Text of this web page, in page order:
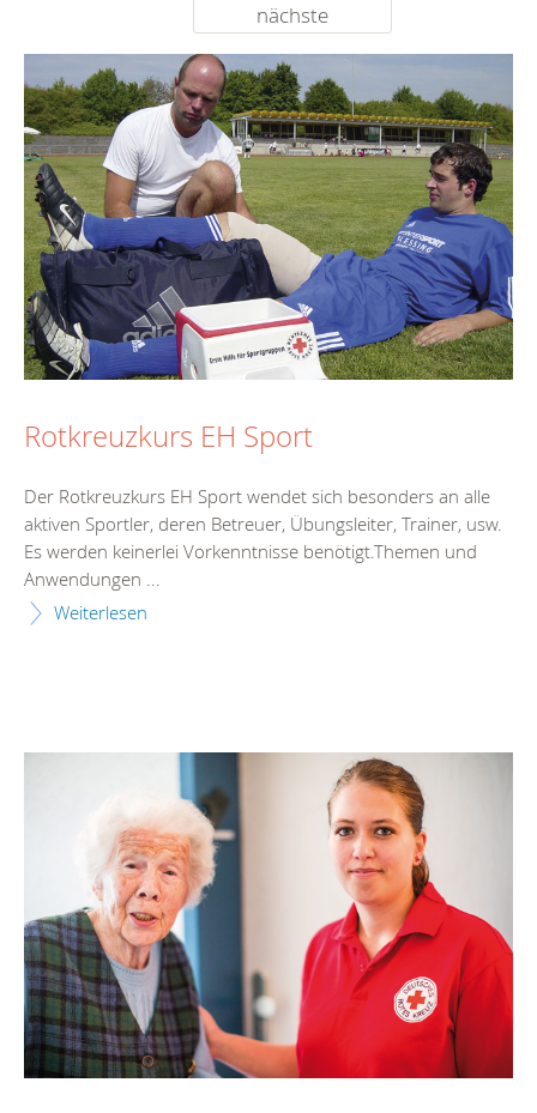
nächste
Rotkreuzkurs EH Sport
Der Rotkreuzkurs EH Sport wendet sich besonders an alle
aktiven Sportler, deren Betreuer, Übungsleiter, Trainer, usw.
Es werden keinerlei Vorkenntnisse benötigt.Themen und
Anwendungen ...
Weiterlesen